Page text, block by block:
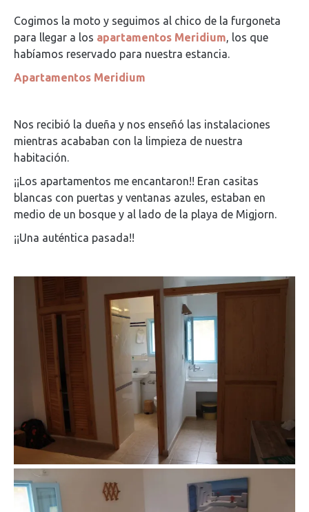
Cogimos la moto y seguimos al chico de la furgoneta
para llegar a los apartamentos Meridium, los que
habíamos reservado para nuestra estancia.
Apartamentos Meridium
Nos recibió la dueña y nos enseñó las instalaciones
mientras acababan con la limpieza de nuestra
habitación.
¡¡Los apartamentos me encantaron!! Eran casitas
blancas con puertas y ventanas azules, estaban en
medio de un bosque y al lado de la playa de Migjorn.
¡¡Una auténtica pasada!!